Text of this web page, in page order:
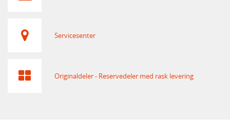
Servicesenter
Originaldeler - Reservedeler med rask levering